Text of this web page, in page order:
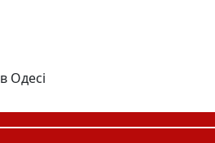
в Одесі